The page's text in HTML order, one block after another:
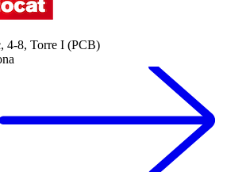
4-8, Torre I (PCB)